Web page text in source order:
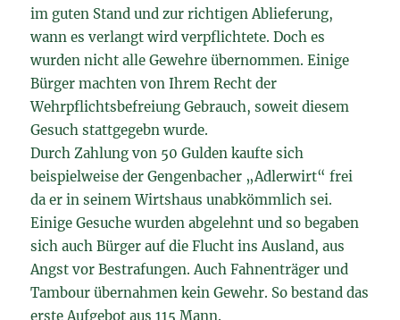
im guten Stand und zur richtigen Ablieferung,
wann es verlangt wird verpflichtete. Doch es
wurden nicht alle Gewehre übernommen. Einige
Bürger machten von Ihrem Recht der
Wehrpflichtsbefreiung Gebrauch, soweit diesem
Gesuch stattgegebn wurde.
Durch Zahlung von 50 Gulden kaufte sich
beispielweise der Gengenbacher „Adlerwirt“ frei
da er in seinem Wirtshaus unabkömmlich sei.
Einige Gesuche wurden abgelehnt und so begaben
sich auch Bürger auf die Flucht ins Ausland, aus
Angst vor Bestrafungen. Auch Fahnenträger und
Tambour übernahmen kein Gewehr. So bestand das
erste Aufgebot aus 115 Mann.